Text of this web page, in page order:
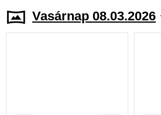
Vasárnap 08.03.2026